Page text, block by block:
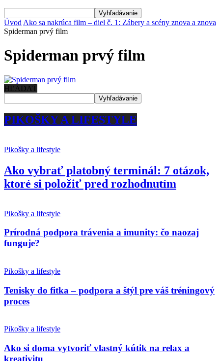
Úvod Ako sa nakrúca film – diel č. 1: Zábery a scény znova a znova
Spiderman prvý film
Spiderman prvý film
HĽADAŤ
PIKOŠKY A LIFESTYLE
Pikošky a lifestyle
Ako vybrať platobný terminál: 7 otázok,
ktoré si položiť pred rozhodnutím
Pikošky a lifestyle
Prírodná podpora trávenia a imunity: čo naozaj
funguje?
Pikošky a lifestyle
Tenisky do fitka – podpora a štýl pre váš tréningový
proces
Pikošky a lifestyle
Ako si doma vytvoriť vlastný kútik na relax a
kreativitu